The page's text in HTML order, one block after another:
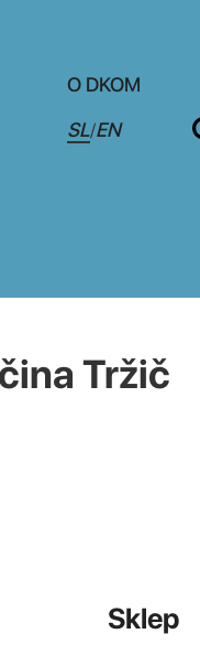
O DKOM
SL/EN
Tržič
Sklep